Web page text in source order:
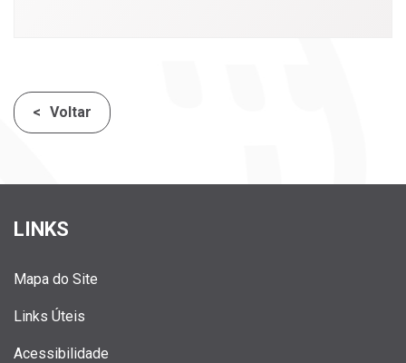
Voltar
LINKS
Mapa do Site
Links Úteis
Acessibilidade